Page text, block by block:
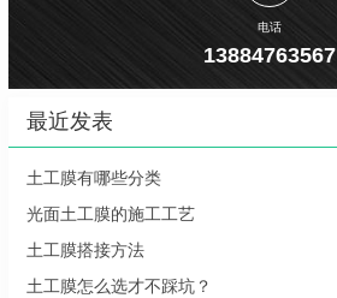
电话
13884763567
最近发表
土工膜有哪些分类
光面土工膜的施工工艺
土工膜搭接方法
土工膜怎么选才不踩坑？